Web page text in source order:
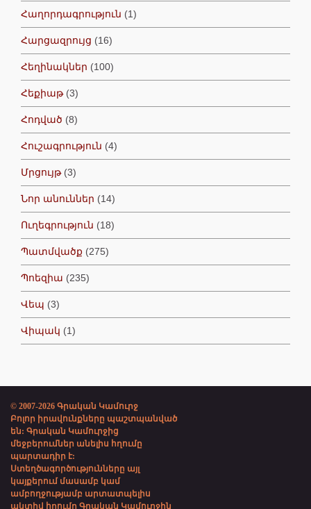
Հաղորդագրություն (1)
Հարցազրույց (16)
Հեղինակներ (100)
Հեքիաթ(3)
Հոդված (8)
Հուշագրություն (4)
Մրցույթ(3)
Նոր անուններ (14)
Ուղեգրություն (18)
Պատմվածք (275)
Պոեզիա (235)
Վեպ (3)
Վիպակ (1)
© 2007-2026 Գրական Կամուրջ
Բոլոր իրավունքները պաշտպանված
են: Գրական Կամուրջից
մեջբերումներ անելիս հղումը
պարտադիր է:
Ստեղծագործությունները այլ
կայքերում մասամբ կամ
ամբողջությամբ արտատպելիս
ակտիվ հղումը Գրական Կամուրջին